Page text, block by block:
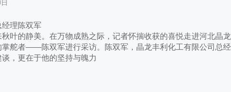
理陈双军
的静美。在万物成熟之际，记者怀揣收获的喜悦走进河北晶
掌舵者——陈双军进行采访。陈双军，晶龙丰利化工有限公司总
，更在于他的坚持与魄力